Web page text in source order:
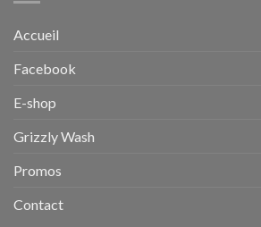
Accueil
Facebook
E-shop
Grizzly Wash
Promos
Contact